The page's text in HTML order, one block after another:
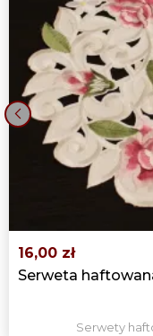
16,00 zł
Serweta
Serwety